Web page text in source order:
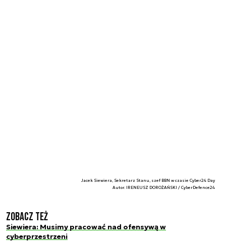
Jacek Siewiera, Sekretarz Stanu, szef BBN w czasie Cyber24 Day
Autor. IRENEUSZ DOROŻAŃSKI / CyberDefence24
Zobacz też
Siewiera: Musimy pracować nad ofensywą w
cyberprzestrzeni